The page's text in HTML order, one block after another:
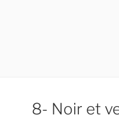
8- Noir et